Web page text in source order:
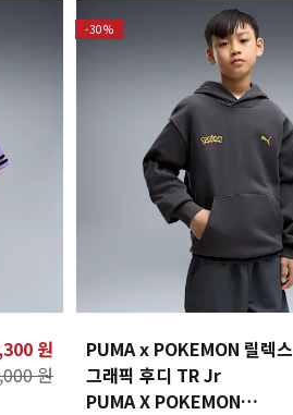
원
원
-30%
PUMA x POKEMON 릴렉스
그래픽 후디 TR Jr
PUMA X POKEMON